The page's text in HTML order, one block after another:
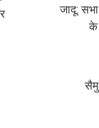
जादू:
के